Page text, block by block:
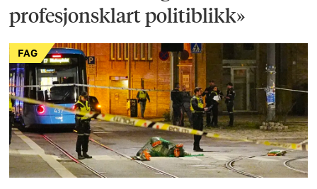
profesjonsklart politiblikk»
FAG